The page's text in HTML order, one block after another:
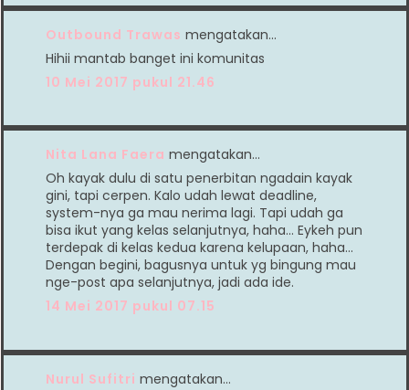
Outbound Trawas mengatakan…
Hihii mantab banget ini komunitas
10 Mei 2017 pukul 21.46
Nita Lana Faera mengatakan…
Oh kayak dulu di satu penerbitan ngadain kayak
gini, tapi cerpen. Kalo udah lewat deadline,
system-nya ga mau nerima lagi. Tapi udah ga
bisa ikut yang kelas selanjutnya, haha... Eykeh pun
terdepak di kelas kedua karena kelupaan, haha...
Dengan begini, bagusnya untuk yg bingung mau
nge-post apa selanjutnya, jadi ada ide.
14 Mei 2017 pukul 07.15
Nurul Sufitri mengatakan…